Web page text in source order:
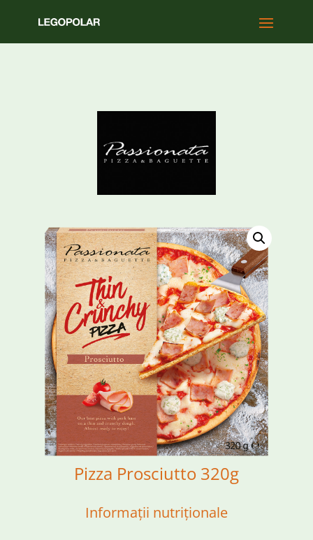
Pizza Prosciutto 320g
Informații nutriționale